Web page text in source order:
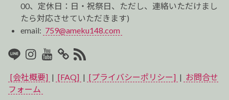
00、定休日：日・祝祭日、ただし、連絡いただけまし
たら対応させていただきます)
email: 759@ameku148.com
LINEInstagram
Youtube
マ
イ
RSS2
[会社概要] | [FAQ] | [プライバシーポリシー] | お問合せ
フォーム